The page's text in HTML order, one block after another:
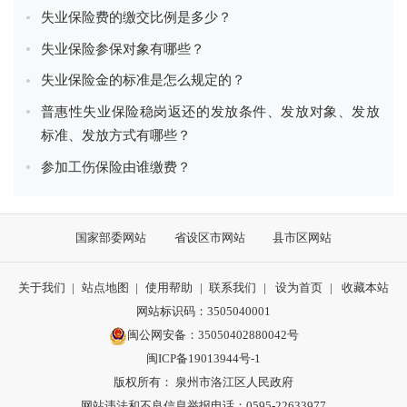
失业保险费的缴交比例是多少？
失业保险参保对象有哪些？
失业保险金的标准是怎么规定的？
普惠性失业保险稳岗返还的发放条件、发放对象、发放
标准、发放方式有哪些？
参加工伤保险由谁缴费？
国家部委网站 省设区市网站 县市区网站
关于我们 | 站点地图 | 使用帮助 | 联系我们 | 设为首页 |
收藏本站
网站标识码：3505040001
闽公网安备：35050402880042号
闽ICP备19013944号-1
版权所有： 泉州市洛江区人民政府